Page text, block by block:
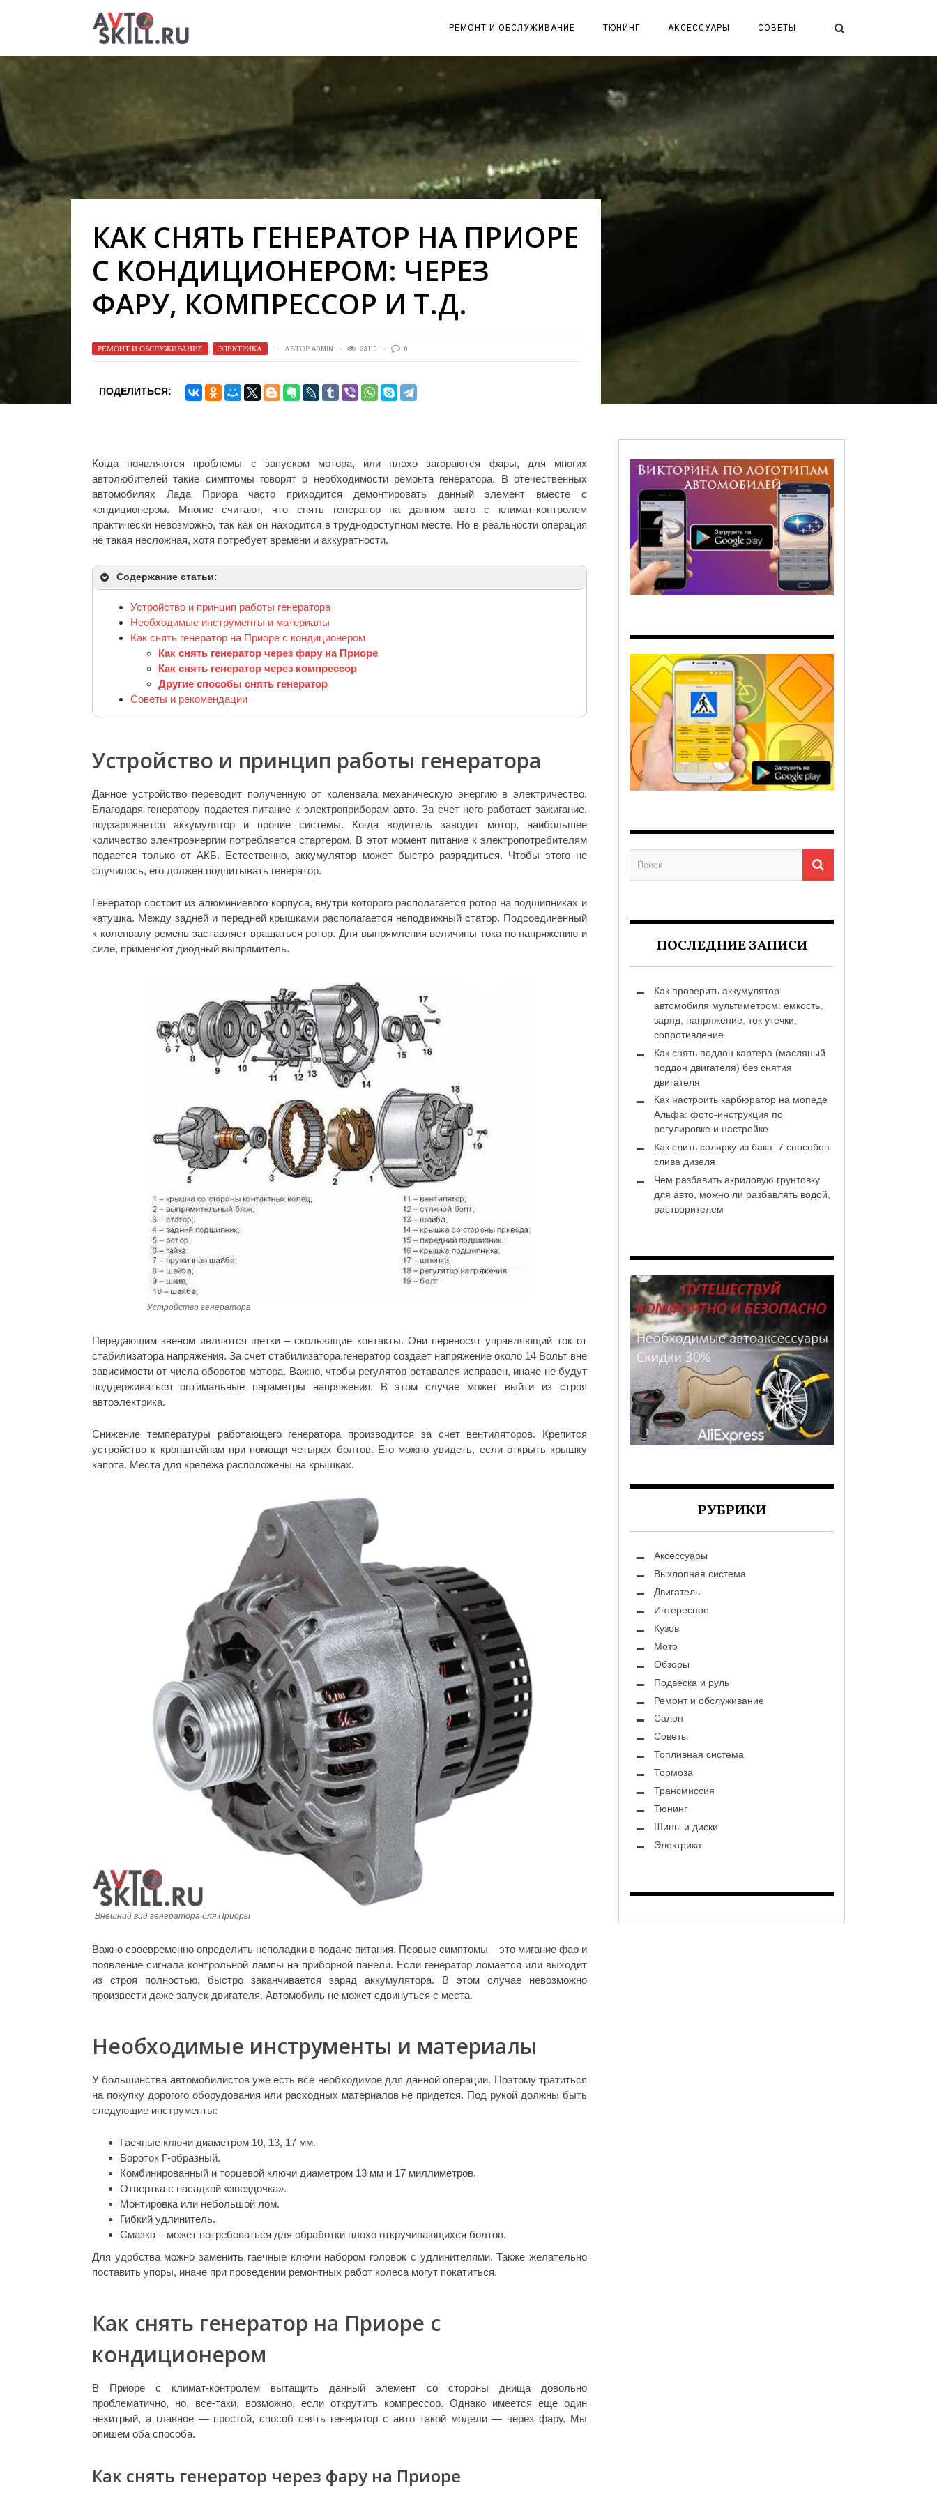
РЕМОНТ И ОБСЛУЖИВАНИЕ
ТРАНСМИССИЯ
ПОДВЕСКА И РУЛЬ
ТОРМОЗА
ЭЛЕКТРИКА
ВЫХЛОПНАЯ СИСТЕМА
ТОПЛИВНАЯ СИСТЕМА
САЛОН
ТЮНИНГ АКСЕССУАРЫ СОВЕТЫ
КАК СНЯТЬ ГЕНЕРАТОР НА ПРИОРЕ
С КОНДИЦИОНЕРОМ: ЧЕРЕЗ
ФАРУ, КОМПРЕССОР И Т.Д.
РЕМОНТ И ОБСЛУЖИВАНИЕ , ЭЛЕКТРИКА АВТОР ADMIN 23110 0
ПОДЕЛИТЬСЯ:
Когда появляются проблемы с запуском мотора, или плохо загораются фары, для многих
автолюбителей такие симптомы говорят о необходимости ремонта генератора. В отечественных
автомобилях Лада Приора часто приходится демонтировать данный элемент вместе с
кондиционером. Многие считают, что снять генератор на данном авто с климат-контролем
практически невозможно, так как он находится в труднодоступном месте. Но в реальности операция
не такая несложная, хотя потребует времени и аккуратности.
Содержание статьи:
Устройство и принцип работы генератора
Необходимые инструменты и материалы
Как снять генератор на Приоре с кондиционером
Как снять генератор через фару на Приоре
Как снять генератор через компрессор
Другие способы снять генератор
Советы и рекомендации
Устройство и принцип работы генератора
Данное устройство переводит полученную от коленвала механическую энергию в электричество.
Благодаря генератору подается питание к электроприборам авто. За счет него работает зажигание,
подзаряжается аккумулятор и прочие системы. Когда водитель заводит мотор, наибольшее
количество электроэнергии потребляется стартером. В этот момент питание к электропотребителям
подается только от АКБ. Естественно, аккумулятор может быстро разрядиться. Чтобы этого не
случилось, его должен подпитывать генератор.
Генератор состоит из алюминиевого корпуса, внутри которого располагается ротор на подшипниках и
катушка. Между задней и передней крышками располагается неподвижный статор. Подсоединенный
к коленвалу ремень заставляет вращаться ротор. Для выпрямления величины тока по напряжению и
силе, применяют диодный выпрямитель.
Устройство генератора
Передающим звеном являются щетки – скользящие контакты. Они переносят управляющий ток от
стабилизатора напряжения. За счет стабилизатора,генератор создает напряжение около 14 Вольт вне
зависимости от числа оборотов мотора. Важно, чтобы регулятор оставался исправен, иначе не будут
поддерживаться оптимальные параметры напряжения. В этом случае может выйти из строя
автоэлектрика.
Снижение температуры работающего генератора производится за счет вентиляторов. Крепится
устройство к кронштейнам при помощи четырех болтов. Его можно увидеть, если открыть крышку
капота. Места для крепежа расположены на крышках.
Внешний вид генератора для Приоры
Важно своевременно определить неполадки в подаче питания. Первые симптомы – это мигание фар и
появление сигнала контрольной лампы на приборной панели. Если генератор ломается или выходит
из строя полностью, быстро заканчивается заряд аккумулятора. В этом случае невозможно
произвести даже запуск двигателя. Автомобиль не может сдвинуться с места.
Необходимые инструменты и материалы
У большинства автомобилистов уже есть все необходимое для данной операции. Поэтому тратиться
на покупку дорогого оборудования или расходных материалов не придется. Под рукой должны быть
следующие инструменты:
Гаечные ключи диаметром 10, 13, 17 мм.
Вороток Г-образный.
Комбинированный и торцевой ключи диаметром 13 мм и 17 миллиметров.
Отвертка с насадкой «звездочка».
Монтировка или небольшой лом.
Гибкий удлинитель.
Смазка – может потребоваться для обработки плохо откручивающихся болтов.
Для удобства можно заменить гаечные ключи набором головок с удлинителями. Также желательно
поставить упоры, иначе при проведении ремонтных работ колеса могут покатиться.
Как снять генератор на Приоре с
кондиционером
В Приоре с климат-контролем вытащить данный элемент со стороны днища довольно
проблематично, но, все-таки, возможно, если открутить компрессор. Однако имеется еще один
нехитрый, а главное — простой, способ снять генератор с авто такой модели — через фару. Мы
опишем оба способа.
Как снять генератор через фару на Приоре
ПОСЛЕДНИЕ ЗАПИСИ
Как проверить аккумулятор
автомобиля мультиметром: емкость,
заряд, напряжение, ток утечки,
сопротивление
Как снять поддон картера (масляный
поддон двигателя) без снятия
двигателя
Как настроить карбюратор на мопеде
Альфа: фото-инструкция по
регулировке и настройке
Как слить солярку из бака: 7 способов
слива дизеля
Чем разбавить акриловую грунтовку
для авто, можно ли разбавлять водой,
растворителем
РУБРИКИ
Аксессуары
Выхлопная система
Двигатель
Интересное
Кузов
Мото
Обзоры
Подвеска и руль
Ремонт и обслуживание
Салон
Советы
Топливная система
Тормоза
Трансмиссия
Тюнинг
Шины и диски
Электрика